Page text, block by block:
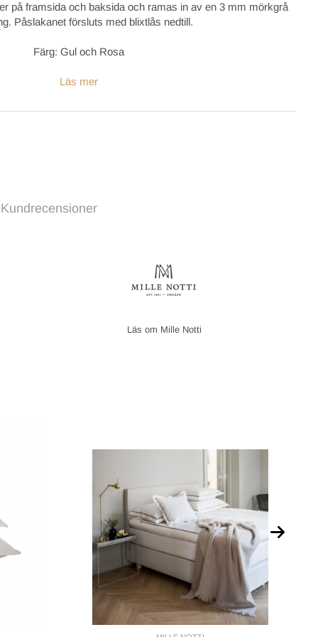
på framsida och baksida och ramas in av en 3 mm mörkgrå
Påslakanet försluts med blixtlås nedtill.
Färg: Gul och Rosa
Läs mer
Mille Notti
Kundrecensioner